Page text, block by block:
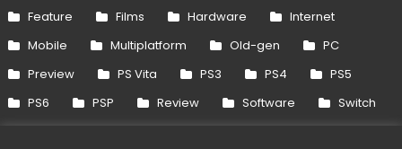
Feature
Films Hardware
Internet
Mobile
Multiplatform Old-gen
PC
Preview
PS Vita PS3 PS4
PS5
PS6
PSP Review Software
Switch